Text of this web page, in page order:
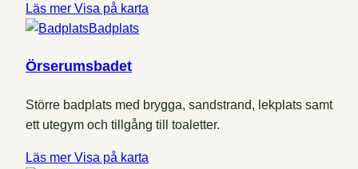
Läs mer Visa på karta
Badplats
Örserumsbadet
Större badplats med brygga, sandstrand, lekplats samt
ett utegym och tillgång till toaletter.
Läs mer Visa på karta